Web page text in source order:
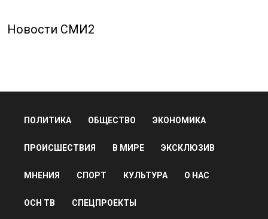
Новости СМИ2
ПОЛИТИКА ОБЩЕСТВО ЭКОНОМИКА
ПРОИСШЕСТВИЯ В МИРЕ ЭКСКЛЮЗИВ
МНЕНИЯ СПОРТ КУЛЬТУРА О НАС
ОСН ТВ СПЕЦПРОЕКТЫ